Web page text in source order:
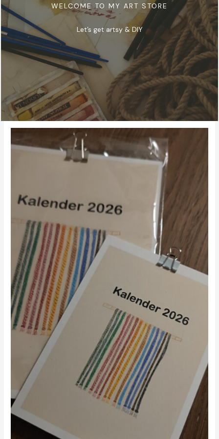
WELCOME TO MY ART STORE
Let’s get artsy & DIY